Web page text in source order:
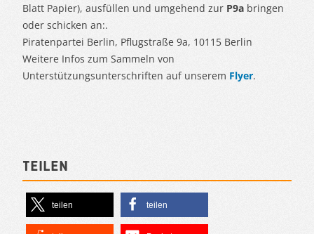
Blatt Papier), ausfüllen und umgehend zur P9a bringen
oder schicken an:.
Piratenpartei Berlin, Pflugstraße 9a, 10115 Berlin
Weitere Infos zum Sammeln von
Unterstützungsunterschriften auf unserem Flyer.
Teilen
teilen teilen